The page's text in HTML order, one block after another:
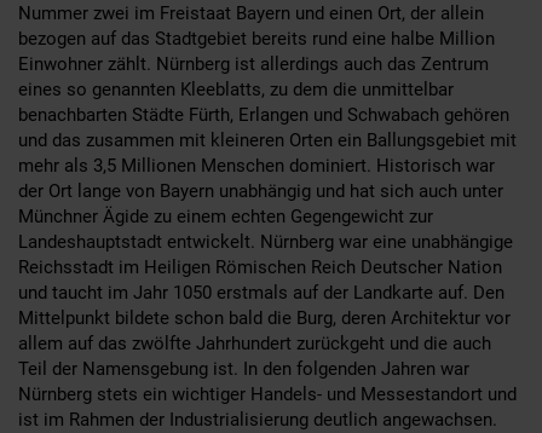
Nummer zwei im Freistaat Bayern und einen Ort, der allein
bezogen auf das Stadtgebiet bereits rund eine halbe Million
Einwohner zählt. Nürnberg ist allerdings auch das Zentrum
eines so genannten Kleeblatts, zu dem die unmittelbar
benachbarten Städte Fürth, Erlangen und Schwabach gehören
und das zusammen mit kleineren Orten ein Ballungsgebiet mit
mehr als 3,5 Millionen Menschen dominiert. Historisch war
der Ort lange von Bayern unabhängig und hat sich auch unter
Münchner Ägide zu einem echten Gegengewicht zur
Landeshauptstadt entwickelt. Nürnberg war eine unabhängige
Reichsstadt im Heiligen Römischen Reich Deutscher Nation
und taucht im Jahr 1050 erstmals auf der Landkarte auf. Den
Mittelpunkt bildete schon bald die Burg, deren Architektur vor
allem auf das zwölfte Jahrhundert zurückgeht und die auch
Teil der Namensgebung ist. In den folgenden Jahren war
Nürnberg stets ein wichtiger Handels- und Messestandort und
ist im Rahmen der Industrialisierung deutlich angewachsen.